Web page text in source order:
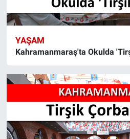
YAŞAM
Kahramanmaraş'ta Okulda